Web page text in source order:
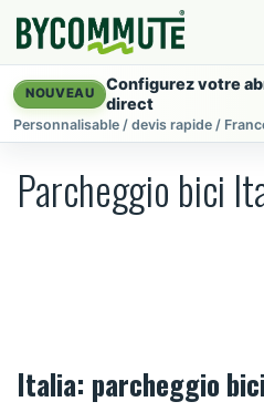
NOUVEAU
Configurez votre
direct
Personnalisable / devis rapide /
Parcheggio bici
Italia: parcheggio